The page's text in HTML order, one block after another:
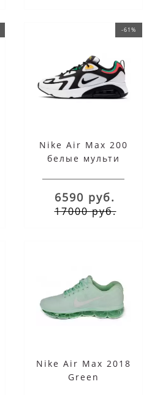
-61%
Nike Air Max 200
белые мульти
6590 руб.
17000 руб.
Nike Air Max 2018
Green